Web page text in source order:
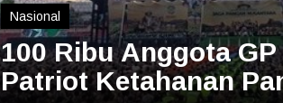
Nasional
100 Ribu Anggota
Patriot Ketahanan